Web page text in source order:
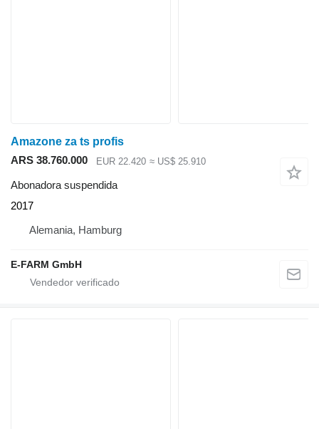
Amazone za ts profis
ARS 38.760.000
EUR 22.420 ≈ US$ 25.910
Abonadora suspendida
2017
Alemania, Hamburg
E-FARM GmbH